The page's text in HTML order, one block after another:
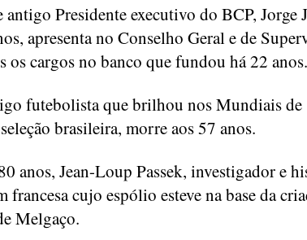
Presidente executivo do BCP, Jorge
apresenta no Conselho Geral e de
os cargos no banco que fundou há 22 anos.
futebolista que brilhou nos Mundiais de
brasileira, morre aos 57 anos.
anos, Jean-Loup Passek, investigador e
francesa cujo espólio esteve na base da
Melgaço.